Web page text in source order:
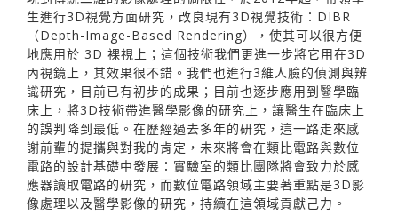
生進行3D視覺方面研究，改良現有3D視覺技術：DIBR
（Depth-Image-Based Rendering），使其可以很方便
地應用於 3D 裸視上；這個技術我們更進一步將它用在3D
內視鏡上，其效果很不錯。我們也進行3維人臉的偵測與辨
識研究，目前已有初步的成果；目前也逐步應用到醫學臨
床上，將3D技術帶進醫學影像的研究上，讓醫生在臨床上
的誤判降到最低。在歷經過去多年的研究，這一路走來感
謝前輩的提攜與對我的肯定，未來將會在類比電路與數位
電路的設計基礎中發展：實驗室的類比團隊將會致力於感
應器讀取電路的研究，而數位電路領域主要著重點是3D影
像處理以及醫學影像的研究，持續在這領域貢獻己力。